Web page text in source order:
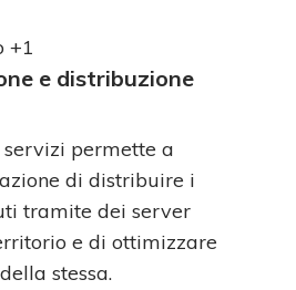
+1
e distribuzione
permette a
di distribuire i
tramite dei server
e di ottimizzare
stessa.